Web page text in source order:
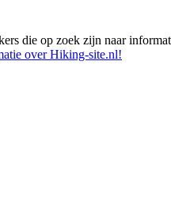
die op zoek zijn naar
over Hiking-site.nl!